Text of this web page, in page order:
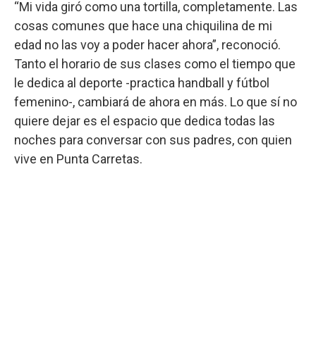
“Mi vida giró como una tortilla, completamente. Las
cosas comunes que hace una chiquilina de mi
edad no las voy a poder hacer ahora”, reconoció.
Tanto el horario de sus clases como el tiempo que
le dedica al deporte -practica handball y fútbol
femenino-, cambiará de ahora en más. Lo que sí no
quiere dejar es el espacio que dedica todas las
noches para conversar con sus padres, con quien
vive en Punta Carretas.